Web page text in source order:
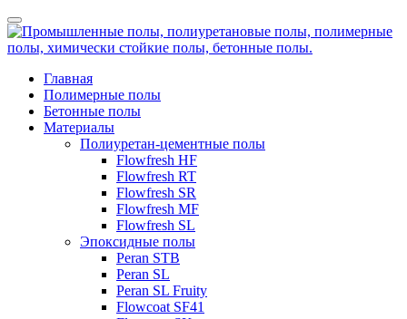
Главная
Полимерные полы
Бетонные полы
Материалы
Полиуретан-цементные полы
Flowfresh HF
Flowfresh RT
Flowfresh SR
Flowfresh MF
Flowfresh SL
Эпоксидные полы
Peran STB
Peran SL
Peran SL Fruity
Flowcoat SF41